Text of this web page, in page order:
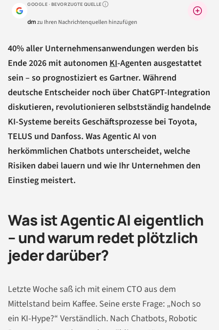
GOOGLE · BEVORZUGTE QUELLEWarum lohnt sich das?
dmzu Ihren Nachrichtenquellen hinzufügen
40% aller Unternehmensanwendungen werden bis
Ende 2026 mit autonomen KI-Agenten ausgestattet
sein – so prognostiziert es Gartner. Während
deutsche Entscheider noch über ChatGPT-Integration
diskutieren, revolutionieren selbstständig handelnde
KI-Systeme bereits Geschäftsprozesse bei Toyota,
TELUS und Danfoss. Was Agentic AI von
herkömmlichen Chatbots unterscheidet, welche
Risiken dabei lauern und wie Ihr Unternehmen den
Einstieg meistert.
Was ist Agentic AI eigentlich
– und warum redet plötzlich
jeder darüber?
Letzte Woche saß ich mit einem CTO aus dem
Mittelstand beim Kaffee. Seine erste Frage: „Noch so
ein KI-Hype?“ Verständlich. Nach Chatbots, Robotic